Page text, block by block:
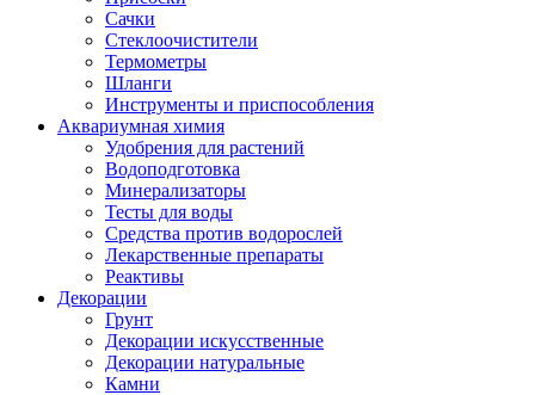
Сачки
Стеклоочистители
Термометры
Шланги
Инструменты и приспособления
Аквариумная химия
Удобрения для растений
Водоподготовка
Минерализаторы
Тесты для воды
Средства против водорослей
Лекарственные препараты
Реактивы
Декорации
Грунт
Декорации искусственные
Декорации натуральные
Камни